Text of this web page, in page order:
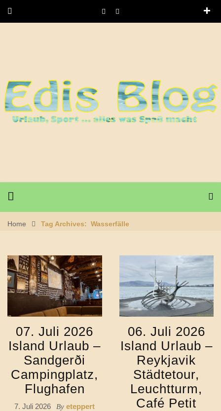
Home Tag Archives: Wasserfälle
07. Juli 2026
Island Urlaub –
Sandgerði
Campingplatz,
Flughafen
7. Juli 2026 By eteppert
06. Juli 2026
Island Urlaub –
Reykjavik
Städtetour,
Leuchtturm,
Café Petit